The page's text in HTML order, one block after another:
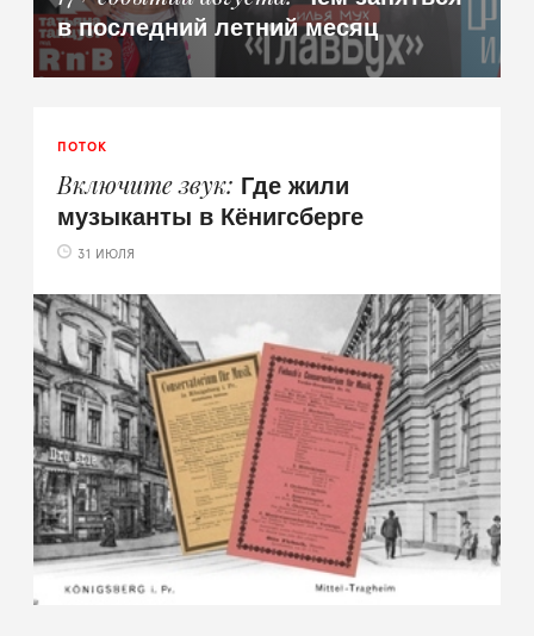
в последний летний месяц
ПОТОК
Включите звук Где жили
музыканты в Кёнигсберге
31 ИЮЛЯ